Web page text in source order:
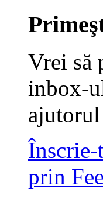
Vrei să
inbox-
prin